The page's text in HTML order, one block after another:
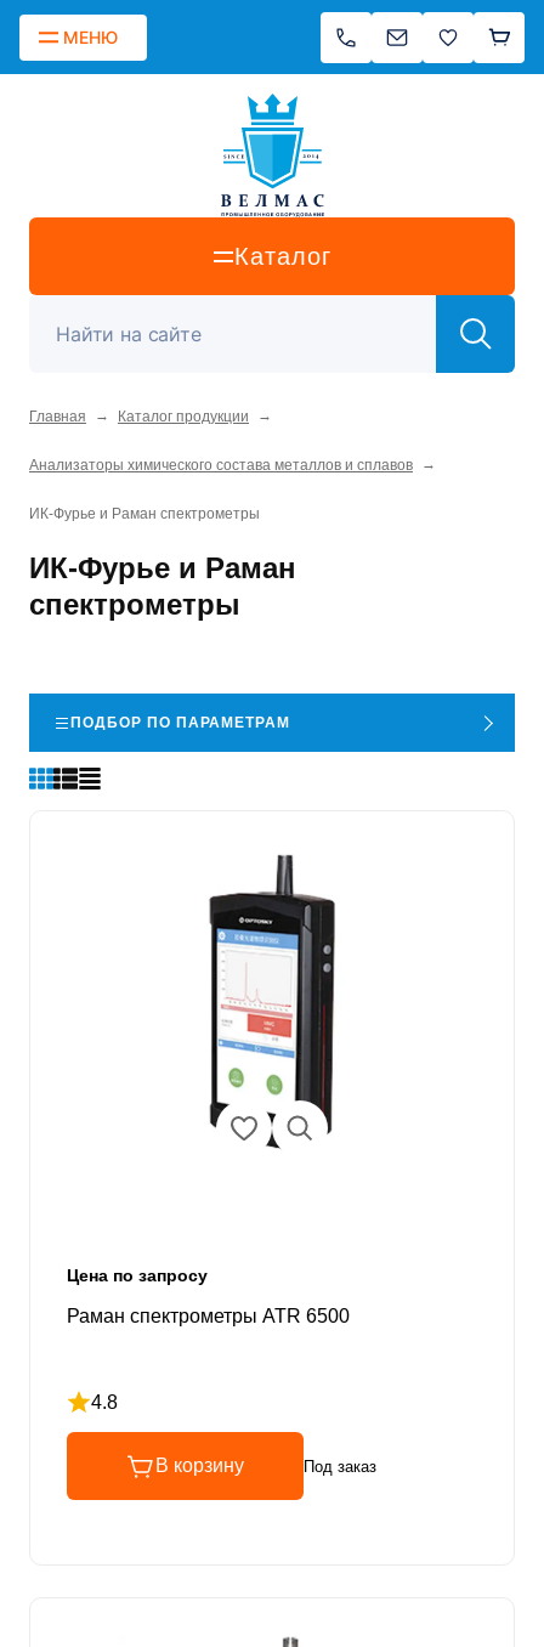
МЕНЮ
Каталог
Главная → Каталог продукции →
Анализаторы химического состава металлов и сплавов →
ИК-Фурье и Раман спектрометры
ИК-Фурье и Раман
спектрометры
ПОДБОР ПО ПАРАМЕТРАМ
Цена по запросу
Раман спектрометры ATR 6500
4.8
Рейтинг 4.8 из 5
В корзину Под заказ